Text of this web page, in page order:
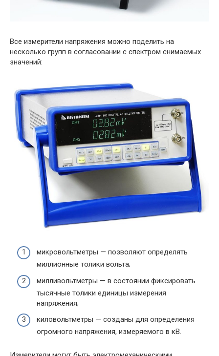
Все измерители напряжения можно поделить на
несколько групп в согласовании с спектром снимаемых
значений:
микровольтметры — позволяют определять
миллионные толики вольта;
милливольтметры — в состоянии фиксировать
тысячные толики единицы измерения
напряжения;
киловольтметры — созданы для определения
огромного напряжения, измеряемого в кВ.